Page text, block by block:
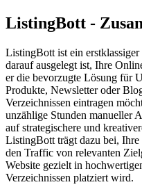
ListingBott -
ListingBott ist ein
darauf ausgelegt ist, Ihre
er die bevorzugte Lösung für
Produkte, Newsletter oder
Verzeichnissen eintragen
unzählige Stunden manueller
auf strategischere und
ListingBott trägt dazu bei,
den Traffic von relevanten
Website gezielt in
Verzeichnissen platziert wird.